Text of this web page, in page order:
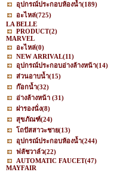
อุปกรณ์ประกอบห้องน้ำ(189)
อะไหล่(725)
LA BELLE
PRODUCT(2)
MARVEL
อะไหล่(0)
NEW ARRIVAL(11)
อุปกรณ์ประกอบอ่างล้างหน้า(14)
ส่วนอาบน้ำ(15)
ก๊อกน้ำ(32)
อ่างล้างหน้า (31)
ฝารองนั่ง(8)
สุขภัณฑ์(24)
โถปัสสาวะชาย(13)
อุปกรณ์ประกอบห้องน้ำ(244)
ฟลัชวาล์ว(22)
AUTOMATIC FAUCET(47)
MAYFAIR